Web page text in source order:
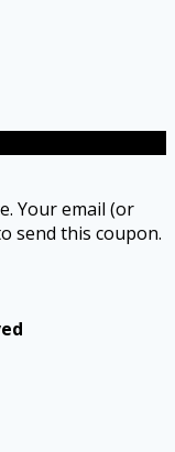
Your email (or
send this coupon.